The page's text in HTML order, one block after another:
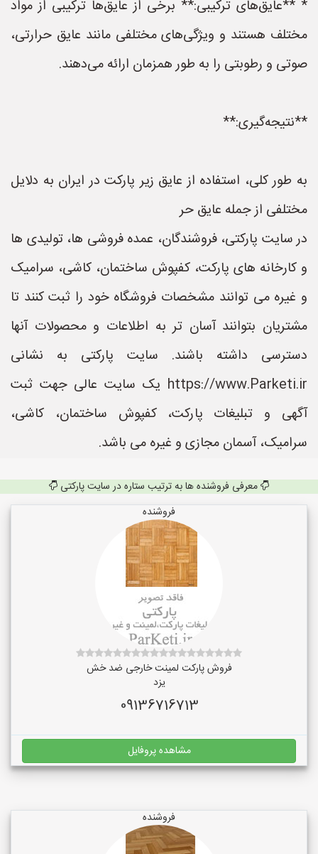
* **عایق‌های ترکیبی:** برخی از عایق‌ها ترکیبی از مواد
مختلف هستند و ویژگی‌های مختلفی مانند عایق حرارتی،
صوتی و رطوبتی را به طور همزمان ارائه می‌دهند.
**نتیجه‌گیری:**
به طور کلی، استفاده از عایق زیر پارکت در ایران به دلایل
مختلفی از جمله عایق حر
در سایت پارکتی، فروشندگان، عمده فروشی ها، تولیدی ها
و کارخانه های پارکت، کفپوش ساختمان، کاشی، سرامیک
و غیره می توانند مشخصات فروشگاه خود را ثبت کنند تا
مشتریان بتوانند آسان تر به اطلاعات و محصولات آنها
دسترسی داشته باشند. سایت پارکتی به نشانی
https://www.Parketi.ir یک سایت عالی جهت ثبت
آگهی و تبلیغات پارکت، کفپوش ساختمان، کاشی،
سرامیک، آسمان مجازی و غیره می باشد.
معرفی فروشنده ها به ترتیب ستاره در سایت پارکتی
فروشنده
فروش پارکت لمینت خارجی ضد خش
یزد
09136716713
مشاهده پروفایل
فروشنده